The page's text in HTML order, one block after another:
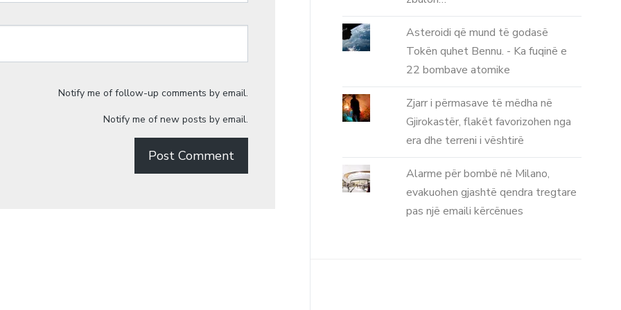
Notify me of follow-up comments by email.
Notify me of new posts by email.
Asteroidi që mund të godasë
Tokën quhet Bennu. - Ka fuqinë e
22 bombave atomike
Zjarr i përmasave të mëdha në
Gjirokastër, flakët favorizohen nga
era dhe terreni i vështirë
Alarme për bombë në Milano,
evakuohen gjashtë qendra tregtare
pas një emaili kërcënues